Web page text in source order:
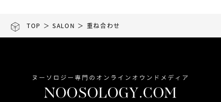
TOP ＞SALON ＞ 重ね合わせ